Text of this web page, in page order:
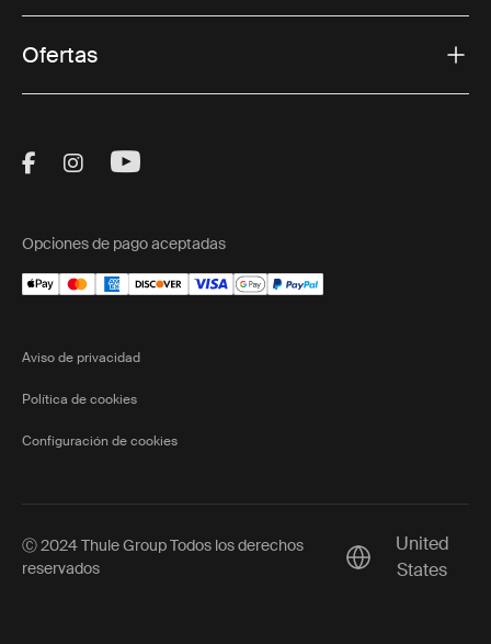
Ofertas
Visit Thule on Facebook (external link)
Visit Thule on Instagram (external link)
Visit Thule on Youtube (external
Opciones de pago aceptadas
Aviso de privacidad
Política de cookies
Configuración de cookies
Ⓒ 2024 Thule Group Todos los derechos
reservados
Current market/
United
States